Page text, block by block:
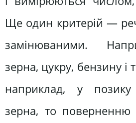
Ще один критерій —
замінюваними.
зерна, цукру, бензину і
наприклад, у
зерна, то поверненню